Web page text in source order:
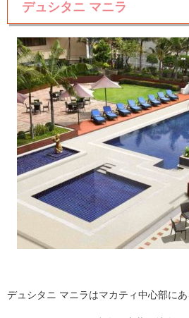
デュシタニ マニラ
デュシタニ マニラはマカティ中心部にあ